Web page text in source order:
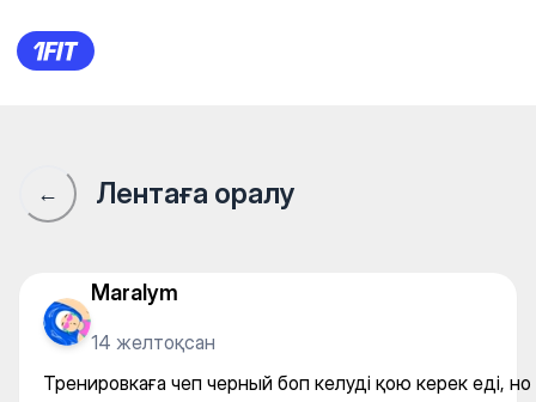
Тренировкаға чеп черный
← Лентаға оралу
Maralym
14 желтоқсан
Тренировкаға чеп черный боп келуді қою керек еді, но